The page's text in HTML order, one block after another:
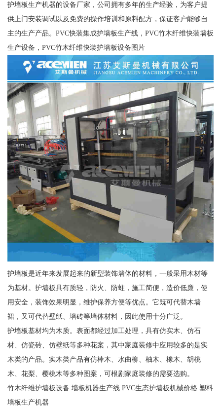
护墙板生产机器的设备厂家，公司拥有多年的生产经验，为客户提
供上门安装调试以及免费的操作培训和原料配方，保证客户能够自
主的生产产品。PVC快装集成护墙板生产线，PVC竹木纤维快装墙板
生产设备，PVC竹木纤维快装护墙板设备图片
护墙板是近年来发展起来的新型装饰墙体的材料，一般采用木材等
为基材。护墙板具有质轻，防火、防蛀，施工简便，造价低廉，使
用安全，装饰效果明显，维护保养方便等优点。它既可代替木墙
裙，又可代替壁纸、墙砖等墙体材料，因此使用十分广泛。
护墙板基材均为木质。表面都经过加工处理，具有仿实木、仿石
材、仿瓷砖、仿壁纸等多种花案，其中家庭装修中应用较多的是实
木类的产品。实木类产品有仿棒木、水曲柳、柚木、橡木、胡桃
木、花梨、樱桃木等多种图案，可根剧家庭装修的需要选购。
竹木纤维护墙板设备 墙板机器生产线 PVC生态护墙板机械价格 塑料
墙板生产机器